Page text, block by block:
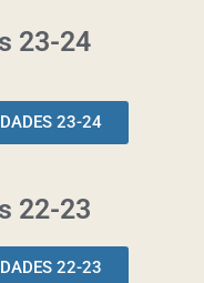
23-24
23-24
22-23
22-23